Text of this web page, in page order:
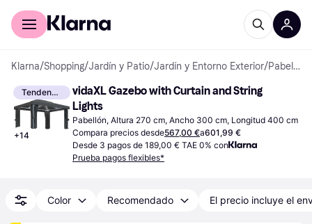
Comprar con Klarna
Klarna/Shopping/Jardín y Patio/Jardín y Entorno Exterior/ Pabellones
Tendencia
+14
vidaXL Gazebo with Curtain and String
Lights
Pabellón, Altura 270 cm, Ancho 300 cm, Longitud 400 cm
Compara precios desde567,00 €a601,99 €
Desde 3 pagos de 189,00 € TAE 0% con
Prueba pagos flexibles*
Color Recomendado El precio incluye el